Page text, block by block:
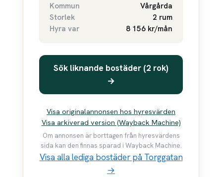
Kommun
Vårgårda
Storlek
2 rum
Hyra var
8 156 kr/mån
Sök liknande bostäder (2 rok)
→
Visa originalannonsen hos hyresvärden
Visa arkiverad version (Wayback Machine)
Om annonsen är borttagen från hyresvärdens
sida kan den finnas sparad i Wayback Machine.
Visa alla lediga bostäder på Torggatan
→